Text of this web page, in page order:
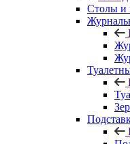
Столы и